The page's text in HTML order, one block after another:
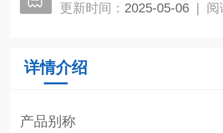
更新时间： 2025-05-06 | 阅
详情介绍
产品别称